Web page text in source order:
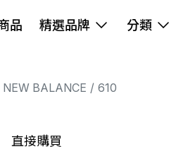
品 精選品牌 分類
NEW BALANCE 610
直接購買